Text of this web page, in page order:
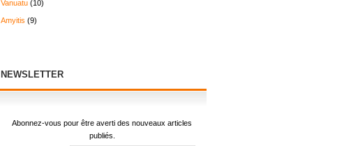
Vanuatu (10)
Amyitis (9)
NEWSLETTER
Abonnez-vous pour être averti des nouveaux articles
publiés.